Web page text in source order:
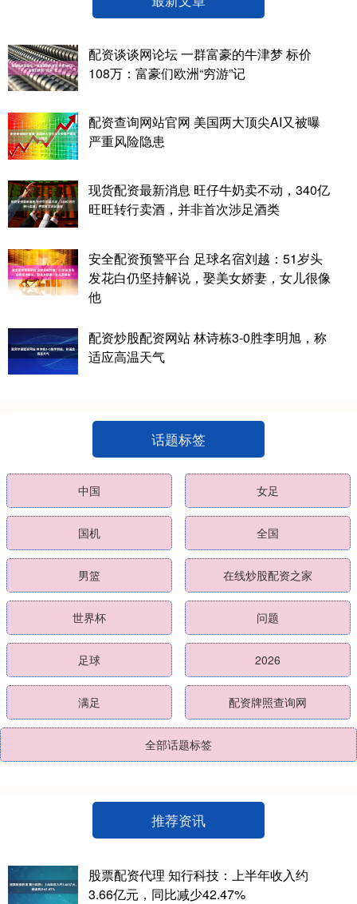
配资谈谈网论坛 一群富豪的牛津梦 标价
108万：富豪们欧洲“穷游”记
配资查询网站官网 美国两大顶尖AI又被曝
严重风险隐患
现货配资最新消息 旺仔牛奶卖不动，340亿
旺旺转行卖酒，并非首次涉足酒类
安全配资预警平台 足球名宿刘越：51岁头
发花白仍坚持解说，娶美女娇妻，女儿很像
他
配资炒股配资网站 林诗栋3-0胜李明旭，称
适应高温天气
话题标签
中国 女足
国机 全国
男篮 在线炒股配资之家
世界杯 问题
足球 2026
满足 配资牌照查询网
全部话题标签
推荐资讯
股票配资代理 知行科技：上半年收入约
3.66亿元，同比减少42.47%